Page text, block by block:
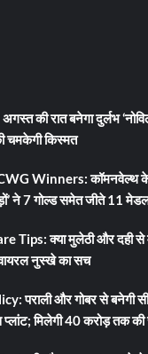
की रात बनेगा दुर्लभ
चमकेगी किस्मत
Winners: कॉमनवेल्थ के
ने 7 गोल्ड समेत जीते 11
Tips: क्या मुलेठी और दही से
नुस्खे का सच
पराली और गोबर से बनेगी
मिलेगी 40 करोड़ तक की